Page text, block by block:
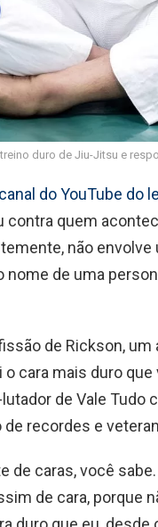
duro de Jiu-Jitsu e
do YouTube do
quem
não
nome de uma
de Rickson,
o cara mais duro
de Vale Tudo
recordes e
de caras, você
de cara, porque